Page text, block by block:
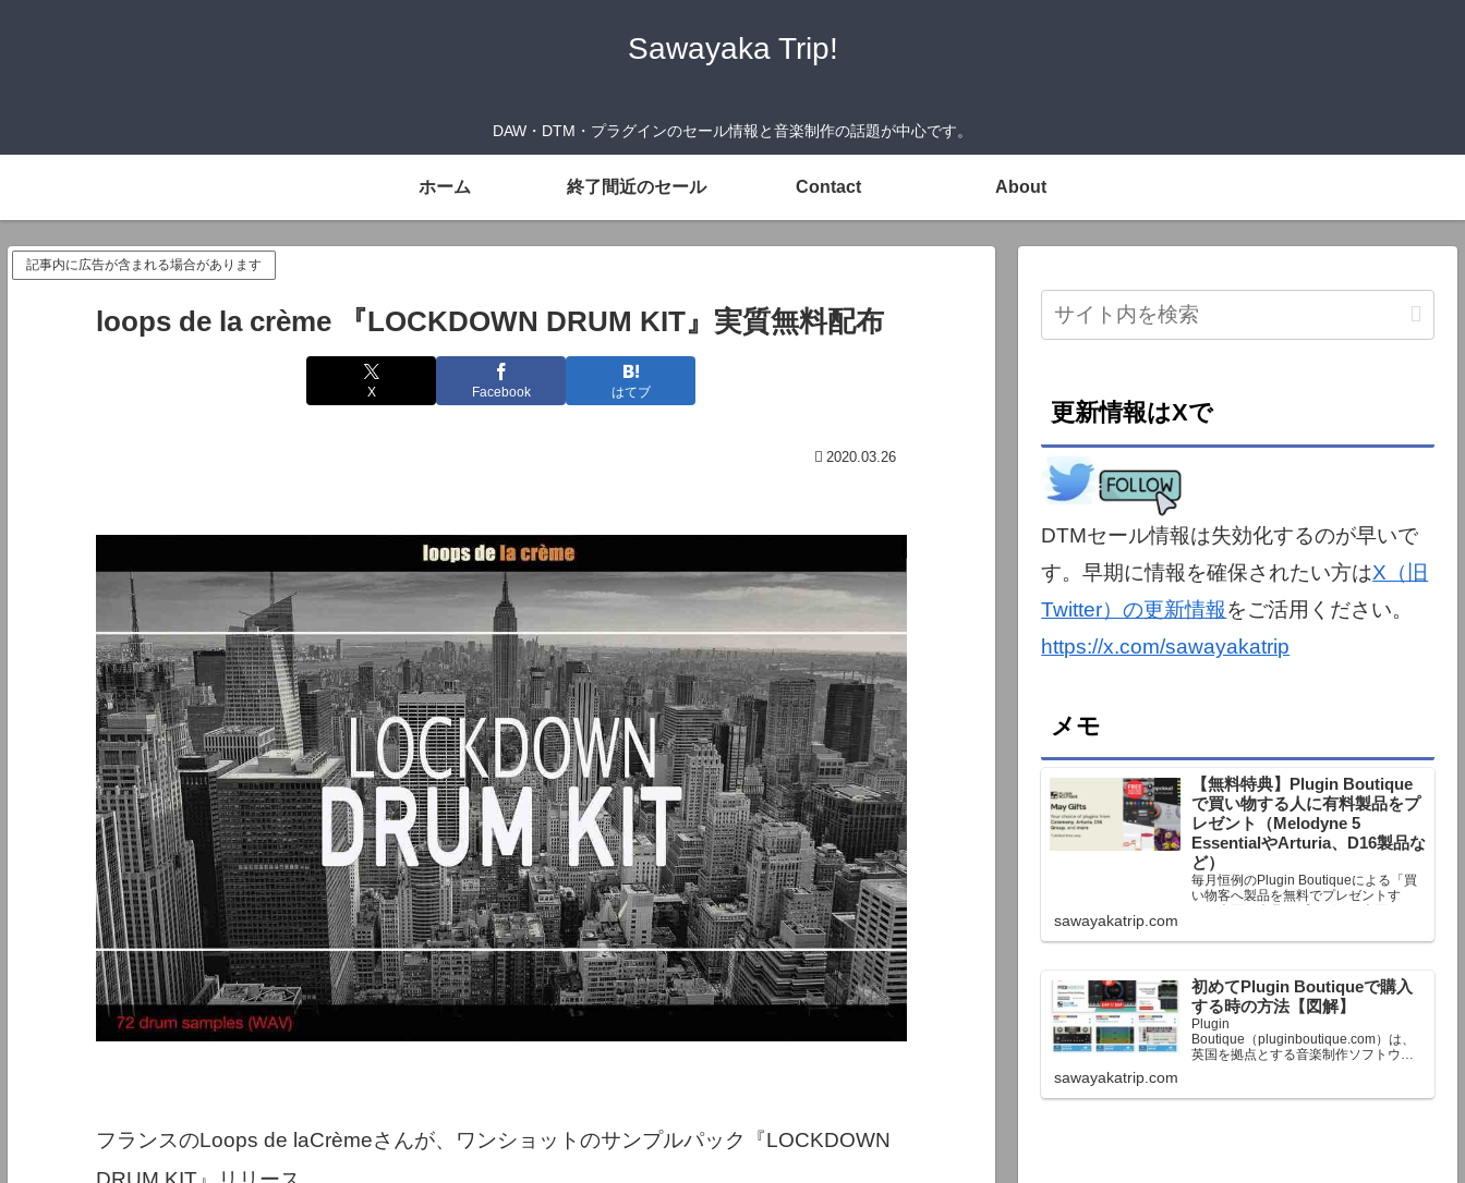
Sawayaka Trip!
DAW・DTM・プラグインのセール情報と音楽制作の話題が中心です。
ホーム 終了間近のセール Contact About
記事内に広告が含まれる場合があります
loops de la crème 『LOCKDOWN DRUM KIT』実質無料配布
X Facebook はてブ
2020.03.26
フランスのLoops de laCrèmeさんが、ワンショットのサンプルパック『LOCKDOWN
更新情報はXで
DTMセール情報は失効化するのが早いで
す。早期に情報を確保されたい方はX（旧
Twitter）の更新情報をご活用ください。
https://x.com/sawayakatrip
メモ
【無料特典】Plugin Boutique
で買い物する人に有料製品をプ
レゼント（Melodyne 5
EssentialやArturia、D16製品な
ど）
毎月恒例のPlugin Boutiqueによる「買
い物客へ製品を無料でプレゼントす
る」企画。今月もプレゼント企画が用
定額以上のお金を出して何かを購入す
終了予定日：日本時間：6/1（月…
sawayakatrip.com
初めてPlugin Boutiqueで購入
する時の方法【図解】
Plugin
Boutique（pluginboutique.com）は、
英国を拠点とする音楽制作ソフトウェ
で、世界中のミュージシャンに利用さ
sawayakatrip.com